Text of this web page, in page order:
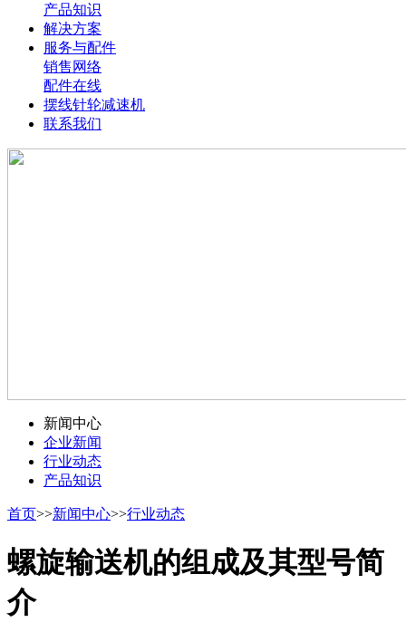
产品知识
解决方案
服务与配件
销售网络
配件在线
摆线针轮减速机
联系我们
新闻中心
企业新闻
行业动态
产品知识
首页>>新闻中心>>行业动态
螺旋输送机的组成及其型号简
介